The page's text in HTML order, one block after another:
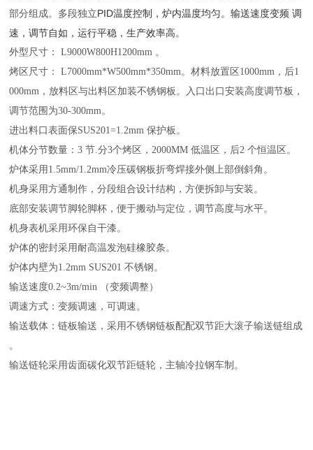
部分组成。多段独立PID温度控制，炉内温度均匀。输送速度变频 调
速，调节自如，运行平稳，生产效率高。
外型尺寸： L9000W800H1200mm 。
烤区尺寸：
L7000mm*W500mm*350mm。材料放置区1000mm，后1
000mm，放料区与出料区加装不锈钢板。入口出口安装高度调节板，
调节范围为30-300mm。
进出料口表面保SUS201=1.2mm 保护板。
机体分节数量：3 节.分3个烤区，2000MM 低温区，后2 个恒温区。
炉体采用 1.5mm/1.2mm冷压碳钢板折弯焊接外侧上部倒斜角。
机身采用方通制作，分段组合设计结构，方便拆卸与安装。
底部安装调节脚轮脚杯，便于搬动与定位，调节高度与水平。
机身表机采用环保自干漆。
炉体的密封采用耐高温发泡硅橡胶条。
炉体内壁为1.2mm SUS201 不锈钢。
输送速度0.2~3m/min （变频调整）
调速方式：变频调速，可调速。
输送载体：链板输送，采用不锈钢链板配配双节距大滚子输送链组成
。
输送链轮采用齿面碳化双节距链轮，主轴冷拉钢车制。